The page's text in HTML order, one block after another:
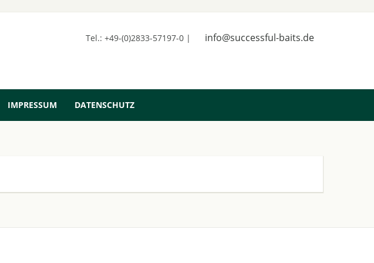
Tel.: +49-(0)2833-57197-0 | info@successful-baits.de
IMPRESSUM DATENSCHUTZ